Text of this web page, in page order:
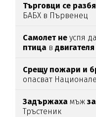
Търговци се
БАБХ в Първенец
Самолет не успя да
птица вдвигателя
Срещу пожари и
опасват
Задържаха мъж
Тръстеник